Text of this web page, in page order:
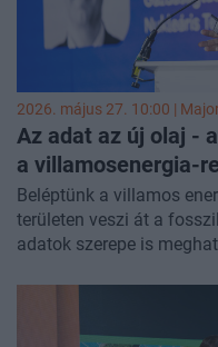
2026. május 27. 10:00 |
Az adat az új olaj -
a villamosenergia-
Beléptünk a villamos
területen veszi át a
adatok szerepe is
algoritmusok több célra
energetikában, de az